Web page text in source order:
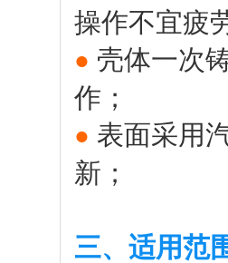
操作不宜疲
● 壳体一次
作；
● 表面采用
新；
三、适用范